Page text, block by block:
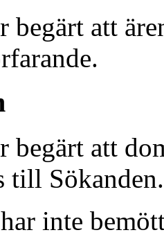
begärt att
begärt att
till Sökanden.
inte